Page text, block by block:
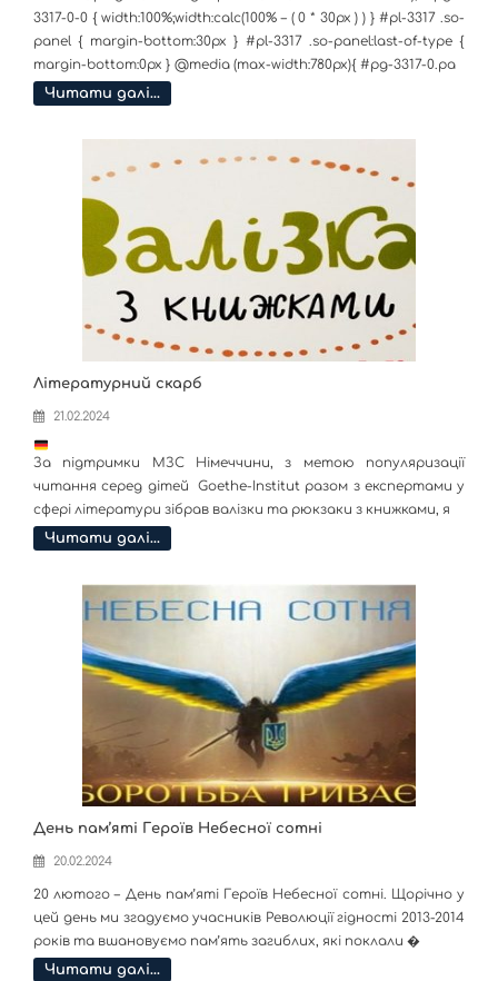
3317-0-0 { width:100%;width:calc(100% – ( 0 * 30px ) ) } #pl-3317 .so-
panel { margin-bottom:30px } #pl-3317 .so-panel:last-of-type {
margin-bottom:0px } @media (max-width:780px){ #pg-3317-0.pa
Читати далі…
Літературний скарб
21.02.2024
За підтримки МЗС Німеччини, з метою популяризації
читання серед дітей Goethe-Institut разом з експертами у
сфері літератури зібрав валізки та рюкзаки з книжками, я
Читати далі…
День пам’яті Героїв Небесної сотні
20.02.2024
20 лютого – День пам’яті Героїв Небесної сотні. Щорічно у
цей день ми згадуємо учасників Революції гідності 2013-2014
років та вшановуємо пам’ять загиблих, які поклали �
Читати далі…